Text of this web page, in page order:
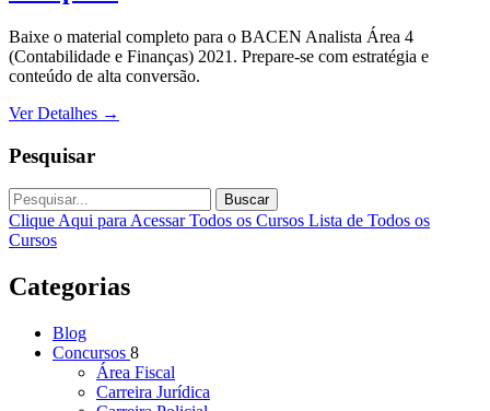
Baixe o material completo para o BACEN Analista Área 4
(Contabilidade e Finanças) 2021. Prepare-se com estratégia e
conteúdo de alta conversão.
Ver Detalhes →
Pesquisar
Buscar
Clique Aqui para Acessar Todos os Cursos Lista de Todos os
Cursos
Categorias
Blog
Concursos 8
Área Fiscal
Carreira Jurídica